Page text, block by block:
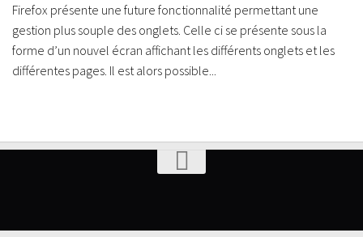
Firefox présente une future fonctionnalité permettant une
gestion plus souple des onglets. Celle ci se présente sous la
forme d’un nouvel écran affichant les différents onglets et les
différentes pages. Il est alors possible...